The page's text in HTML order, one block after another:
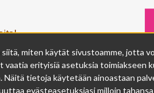
viesti!
9
miten käytät sivustoamme, jotta
erityisiä asetuksia toimiakseen
Näitä tietoja käytetään ainoastaan
evästeasetuksiasi milloin